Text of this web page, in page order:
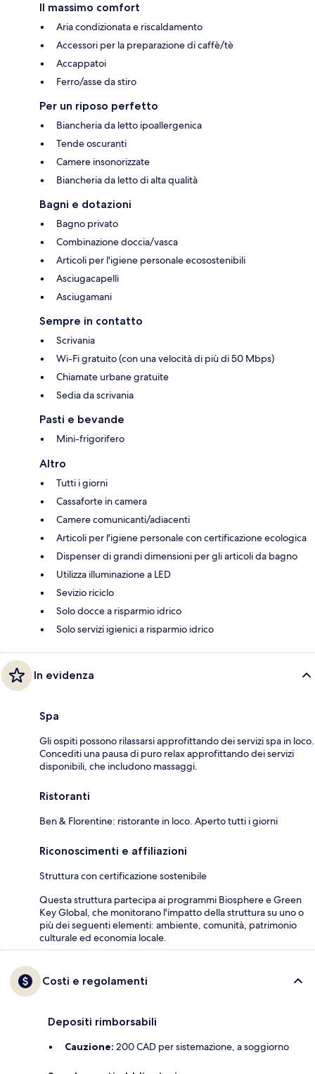
Il massimo comfort
Aria condizionata e riscaldamento
Accessori per la preparazione di caffè/tè
Accappatoi
Ferro/asse da stiro
Per un riposo perfetto
Biancheria da letto ipoallergenica
Tende oscuranti
Camere insonorizzate
Biancheria da letto di alta qualità
Bagni e dotazioni
Bagno privato
Combinazione doccia/vasca
Articoli per l'igiene personale ecosostenibili
Asciugacapelli
Asciugamani
Sempre in contatto
Scrivania
Wi-Fi gratuito (con una velocità di più di 50 Mbps)
Chiamate urbane gratuite
Sedia da scrivania
Pasti e bevande
Mini-frigorifero
Altro
Tutti i giorni
Cassaforte in camera
Camere comunicanti/adiacenti
Articoli per l'igiene personale con certificazione ecologica
Dispenser di grandi dimensioni per gli articoli da bagno
Utilizza illuminazione a LED
Sevizio riciclo
Solo docce a risparmio idrico
Solo servizi igienici a risparmio idrico
In evidenza
Spa
Gli ospiti possono rilassarsi approfittando dei servizi spa in loco.
Concediti una pausa di puro relax approfittando dei servizi
disponibili, che includono massaggi.
Ristoranti
Ben & Florentine: ristorante in loco. Aperto tutti i giorni
Riconoscimenti e affiliazioni
Struttura con certificazione sostenibile
Questa struttura partecipa ai programmi Biosphere e Green
Key Global, che monitorano l'impatto della struttura su uno o
più dei seguenti elementi: ambiente, comunità, patrimonio
culturale ed economia locale.
Costi e regolamenti
Depositi rimborsabili
Cauzione: 200 CAD per sistemazione, a soggiorno